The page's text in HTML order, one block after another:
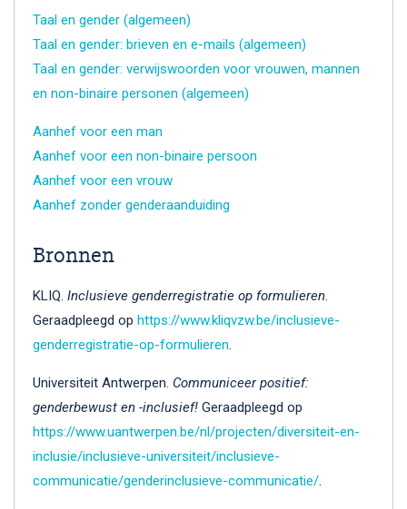
Taal en gender (algemeen)
Taal en gender: brieven en e-mails (algemeen)
Taal en gender: verwijswoorden voor vrouwen, mannen
en non-binaire personen (algemeen)
Aanhef voor een man
Aanhef voor een non-binaire persoon
Aanhef voor een vrouw
Aanhef zonder genderaanduiding
Bronnen
KLIQ. Inclusieve genderregistratie op formulieren.
Geraadpleegd op https://www.kliqvzw.be/inclusieve-
genderregistratie-op-formulieren.
Universiteit Antwerpen. Communiceer positief:
genderbewust en -inclusief! Geraadpleegd op
https://www.uantwerpen.be/nl/projecten/diversiteit-en-
inclusie/inclusieve-universiteit/inclusieve-
communicatie/genderinclusieve-communicatie/.